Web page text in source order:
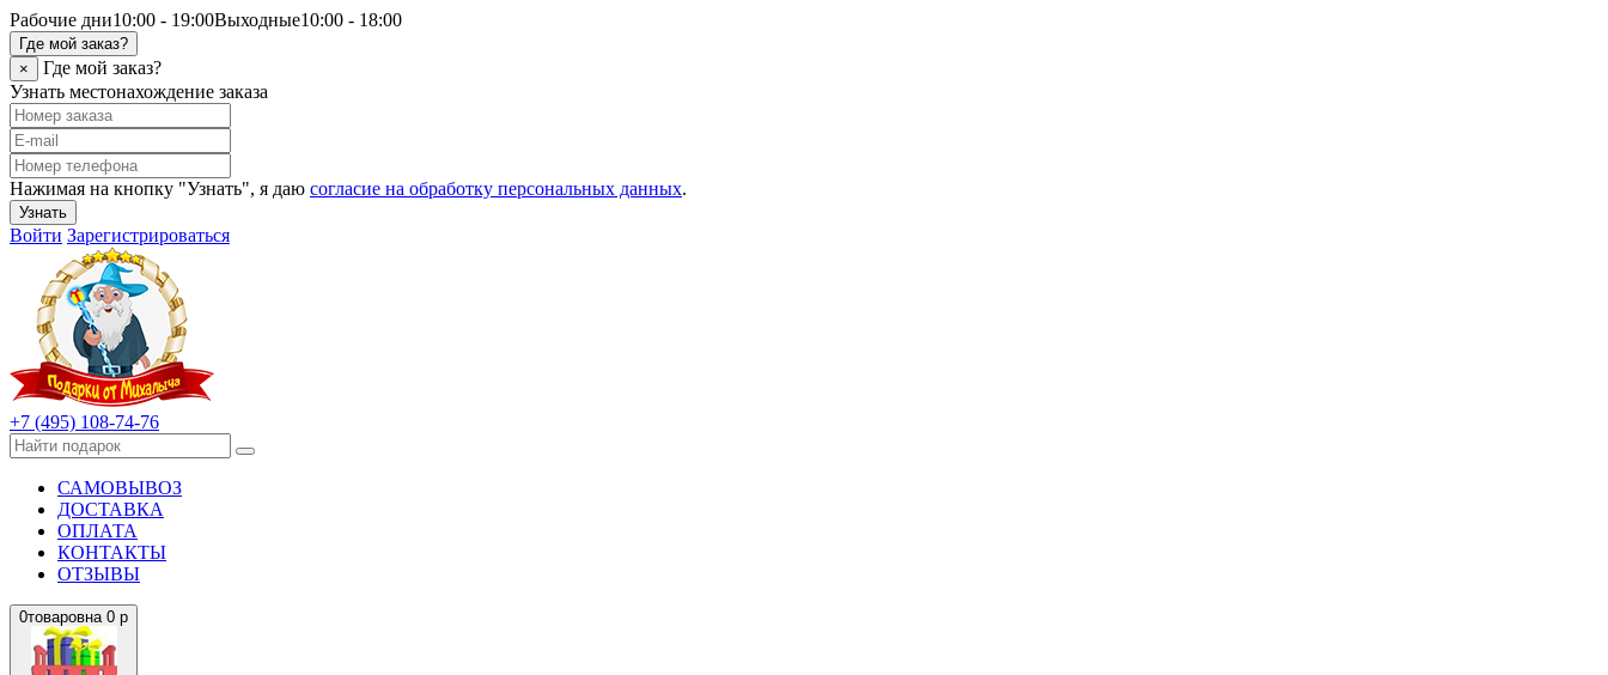
Рабочие дни10:00 - 19:00Выходные10:00 - 18:00
Где мой заказ?
×
Где мой заказ?
Узнать местонахождение заказа
Нажимая на кнопку "Узнать", я даю согласие на обработку персональных данных.
Узнать
Войти Зарегистрироваться
+7 (495) 108-74-76
САМОВЫВОЗ
ДОСТАВКА
ОПЛАТА
КОНТАКТЫ
ОТЗЫВЫ
0товаровна 0 р